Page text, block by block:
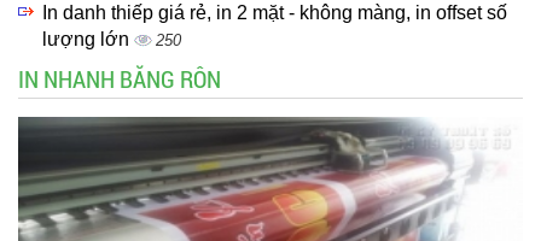
In danh thiếp giá rẻ, in 2 mặt - không màng, in offset số
lượng lớn
250
IN NHANH BĂNG RÔN